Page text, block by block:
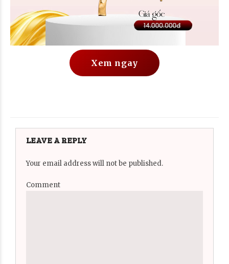
Xem ngay
LEAVE A REPLY
Your email address will not be published.
Comment